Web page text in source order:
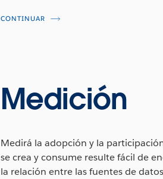
CONTINUAR
Medición
Medirá la adopción y la
se crea y consume resulte fácil de
la relación entre las fuentes de